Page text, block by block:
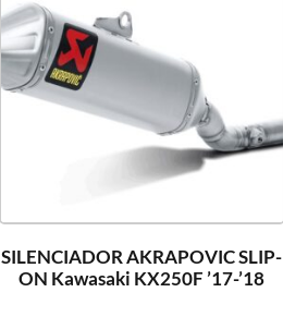
SILENCIADOR AKRAPOVIC SLIP-
ON Kawasaki KX250F ’17-’18